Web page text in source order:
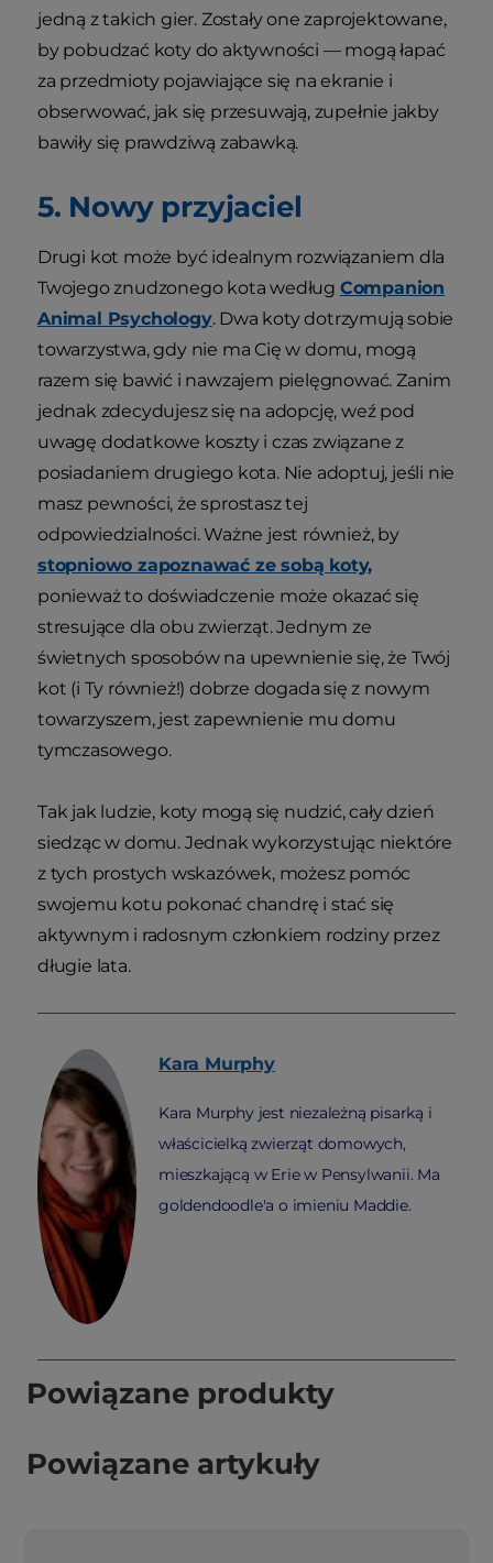
jedną z takich gier. Zostały one zaprojektowane,
by pobudzać koty do aktywności — mogą łapać
za przedmioty pojawiające się na ekranie i
obserwować, jak się przesuwają, zupełnie jakby
bawiły się prawdziwą zabawką.
5. Nowy przyjaciel
Drugi kot może być idealnym rozwiązaniem dla
Twojego znudzonego kota według Companion
Animal Psychology. Dwa koty dotrzymują sobie
towarzystwa, gdy nie ma Cię w domu, mogą
razem się bawić i nawzajem pielęgnować. Zanim
jednak zdecydujesz się na adopcję, weź pod
uwagę dodatkowe koszty i czas związane z
posiadaniem drugiego kota. Nie adoptuj, jeśli nie
masz pewności, że sprostasz tej
odpowiedzialności. Ważne jest również, by
stopniowo zapoznawać ze sobą koty,
ponieważ to doświadczenie może okazać się
stresujące dla obu zwierząt. Jednym ze
świetnych sposobów na upewnienie się, że Twój
kot (i Ty również!) dobrze dogada się z nowym
towarzyszem, jest zapewnienie mu domu
tymczasowego.
Tak jak ludzie, koty mogą się nudzić, cały dzień
siedząc w domu. Jednak wykorzystując niektóre
z tych prostych wskazówek, możesz pomóc
swojemu kotu pokonać chandrę i stać się
aktywnym i radosnym członkiem rodziny przez
długie lata.
Kara Murphy
Kara Murphy jest niezależną pisarką i
właścicielką zwierząt domowych,
mieszkającą w Erie w Pensylwanii. Ma
goldendoodle'a o imieniu Maddie.
Powiązane produkty
Powiązane artykuły